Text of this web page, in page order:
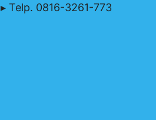
▸ Telp. 0816-3261-773